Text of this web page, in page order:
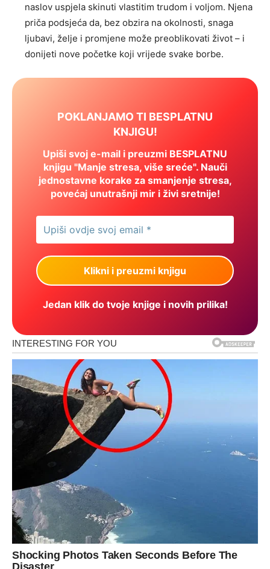
naslov uspjela skinuti vlastitim trudom i voljom. Njena
priča podsjeća da, bez obzira na okolnosti, snaga
ljubavi, želje i promjene može preoblikovati život – i
donijeti nove početke koji vrijede svake borbe.
POKLANJAMO TI BESPLATNU
KNJIGU!
Upiši svoj e-mail i preuzmi BESPLATNU
knjigu "Manje stresa, više sreće". Nauči
jednostavne korake za smanjenje stresa,
povećaj unutrašnji mir i živi sretnije!
Jedan klik do tvoje knjige i novih prilika!